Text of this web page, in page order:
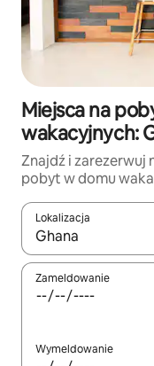
Miejsca na
wakacyjnych:
Znajdź i zarezerwuj
pobyt w domu
Lokalizacja
Gdy wyniki będą
Zameldowanie
Wymeldowanie